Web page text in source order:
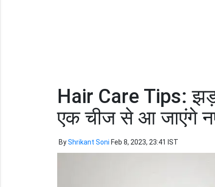
Hair Care Tips:
एक चीज से आ जाएंगे
ByShrikant Soni Feb 8, 2023, 23:41 IST